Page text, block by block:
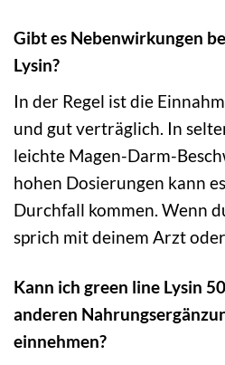
Gibt es Nebenwirkungen
Lysin?
In der Regel ist die
und gut verträglich. In
leichte Magen-Darm-
hohen Dosierungen kann
Durchfall kommen. Wenn
sprich mit deinem Arzt
Kann ich green line Lysin
anderen
einnehmen?